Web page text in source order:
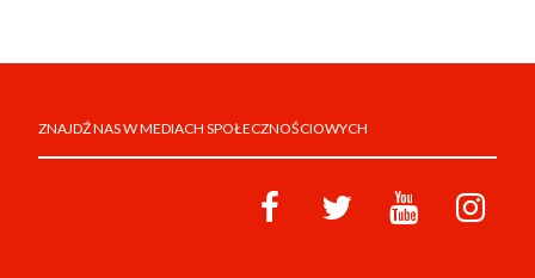
ZNAJDŹ NAS W MEDIACH SPOŁECZNOŚCIOWYCH